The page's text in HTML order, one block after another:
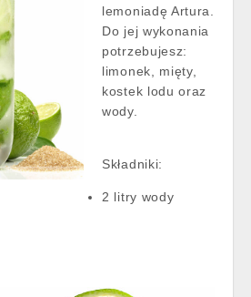
lemoniadę Artura.
Do jej wykonania
potrzebujesz:
limonek, mięty,
kostek lodu oraz
wody.
Składniki:
2 litry wody